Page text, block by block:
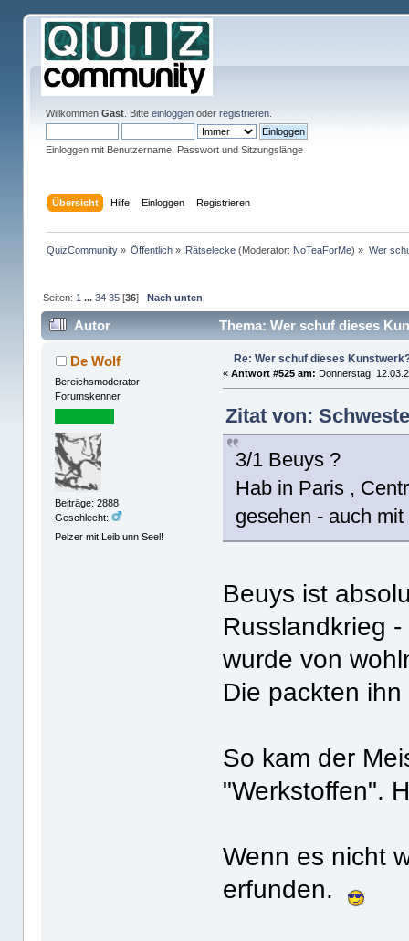
Willkommen Gast. Bitte einloggenoder registrieren.
Einloggen mit Benutzername, Passwort und Sitzungslänge
Übersicht Hilfe Einloggen Registrieren
QuizCommunity» Öffentlich » Rätselecke (Moderator: NoTeaForMe) » Wer
Seiten: 1 ... 34 35[36] Nach unten
Autor Thema: Wer schuf dieses
De Wolf
Bereichsmoderator
Forumskenner
Beiträge: 2888
Geschlecht:
Pelzer mit Leib unn Seel!
Re: Wer schuf dieses
«Antwort #525 am: Donnerstag,
Zitat von:
3/1 Beuys ?
Hab in Paris ,
gesehen - auch
Beuys ist
Russlandkrieg
wurde von
Die packten
So kam der
"Werkstoffen".
Wenn es nicht
erfunden.